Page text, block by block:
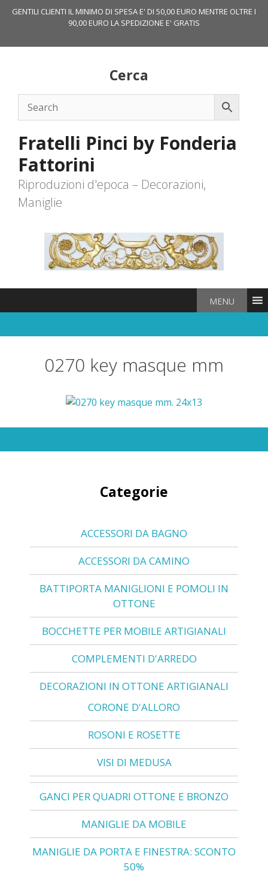
GENTILI CLIENTI IL MINIMO DI SPESA E' DI 50,00 EURO MENTRE OLTRE I
90,00 EURO LA SPEDIZIONE E' GRATIS
Cerca
Fratelli Pinci by Fonderia
Fattorini
Riproduzioni d'epoca – Decorazioni,
Maniglie
MENU
0270 key masque mm
Categorie
ACCESSORI DA BAGNO
ACCESSORI DA CAMINO
BATTIPORTA MANIGLIONI E POMOLI IN
OTTONE
BOCCHETTE PER MOBILE ARTIGIANALI
COMPLEMENTI D'ARREDO
DECORAZIONI IN OTTONE ARTIGIANALI
CORONE D'ALLORO
ROSONI E ROSETTE
VISI DI MEDUSA
GANCI PER QUADRI OTTONE E BRONZO
MANIGLIE DA MOBILE
MANIGLIE DA PORTA E FINESTRA: SCONTO
50%